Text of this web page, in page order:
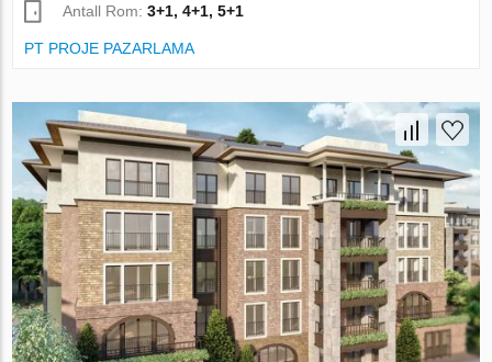
Antall Rom:3+1, 4+1, 5+1
PT PROJE PAZARLAMA